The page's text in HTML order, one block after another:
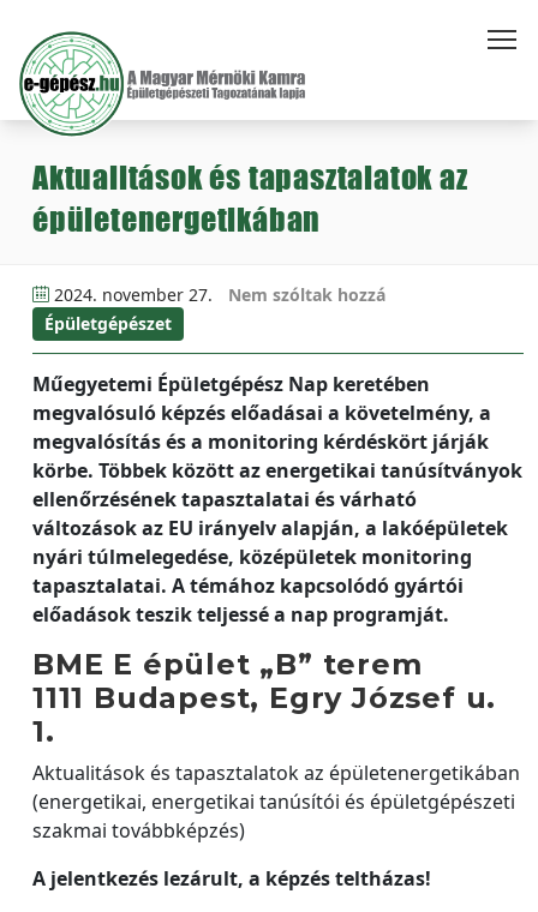
Aktualitások és tapasztalatok az
épületenergetikában
2024. november 27.
Nem szóltak hozzá
Épületgépészet
Műegyetemi Épületgépész Nap keretében
megvalósuló képzés előadásai a követelmény, a
megvalósítás és a monitoring kérdéskört járják
körbe. Többek között az energetikai tanúsítványok
ellenőrzésének tapasztalatai és várható
változások az EU irányelv alapján, a lakóépületek
nyári túlmelegedése, középületek monitoring
tapasztalatai. A témához kapcsolódó gyártói
előadások teszik teljessé a nap programját.
BME E épület „B” terem
1111 Budapest, Egry József u.
1.
Aktualitások és tapasztalatok az épületenergetikában
(energetikai, energetikai tanúsítói és épületgépészeti
szakmai továbbképzés)
A jelentkezés lezárult, a képzés teltházas!